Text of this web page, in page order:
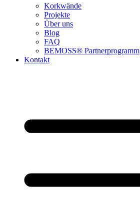
Korkwände
Projekte
Über uns
Blog
FAQ
BEMOSS® Partnerprogramm​
Kontakt